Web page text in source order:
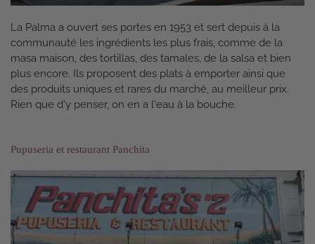
La Palma a ouvert ses portes en 1953 et sert depuis à la
communauté les ingrédients les plus frais, comme de la
masa maison, des tortillas, des tamales, de la salsa et bien
plus encore. Ils proposent des plats à emporter ainsi que
des produits uniques et rares du marché, au meilleur prix.
Rien que d'y penser, on en a l'eau à la bouche.
Pupuseria et restaurant Panchita